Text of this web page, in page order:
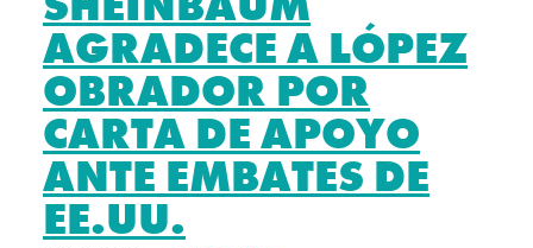
AGRADECE A LÓPEZ
OBRADOR POR
CARTA DE APOYO
ANTE EMBATES DE
EE.UU.